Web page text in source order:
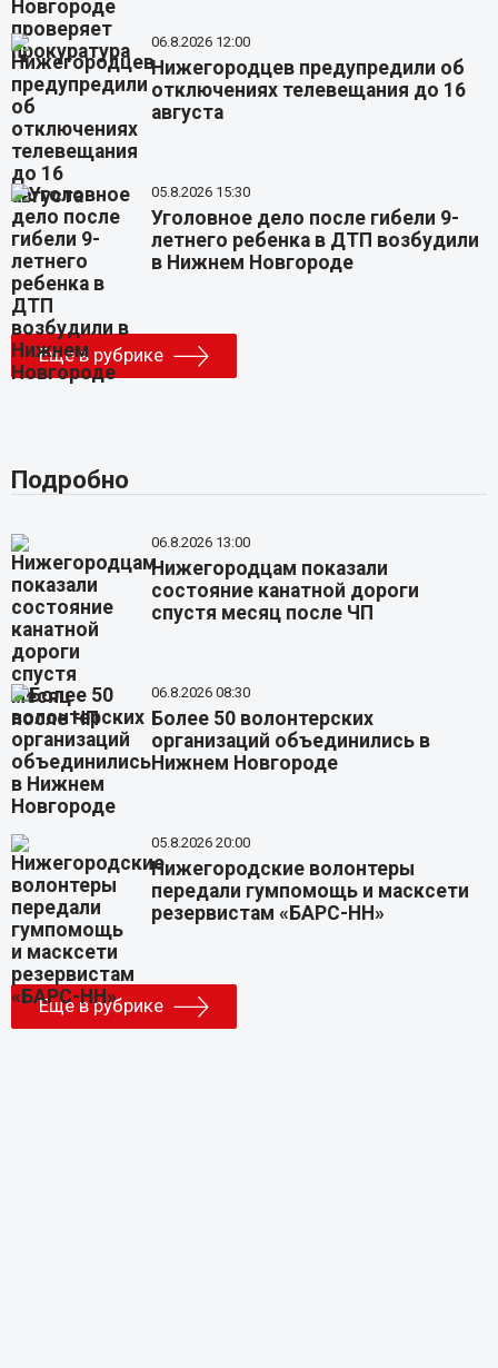
06.8.2026 12:00
Нижегородцев предупредили об
отключениях телевещания до 16
августа
05.8.2026 15:30
Уголовное дело после гибели 9-
летнего ребенка в ДТП возбудили
в Нижнем Новгороде
Еще в рубрике
Подробно
06.8.2026 13:00
Нижегородцам показали
состояние канатной дороги
спустя месяц после ЧП
06.8.2026 08:30
Более 50 волонтерских
организаций объединились в
Нижнем Новгороде
05.8.2026 20:00
Нижегородские волонтеры
передали гумпомощь и масксети
резервистам «БАРС-НН»
Еще в рубрике